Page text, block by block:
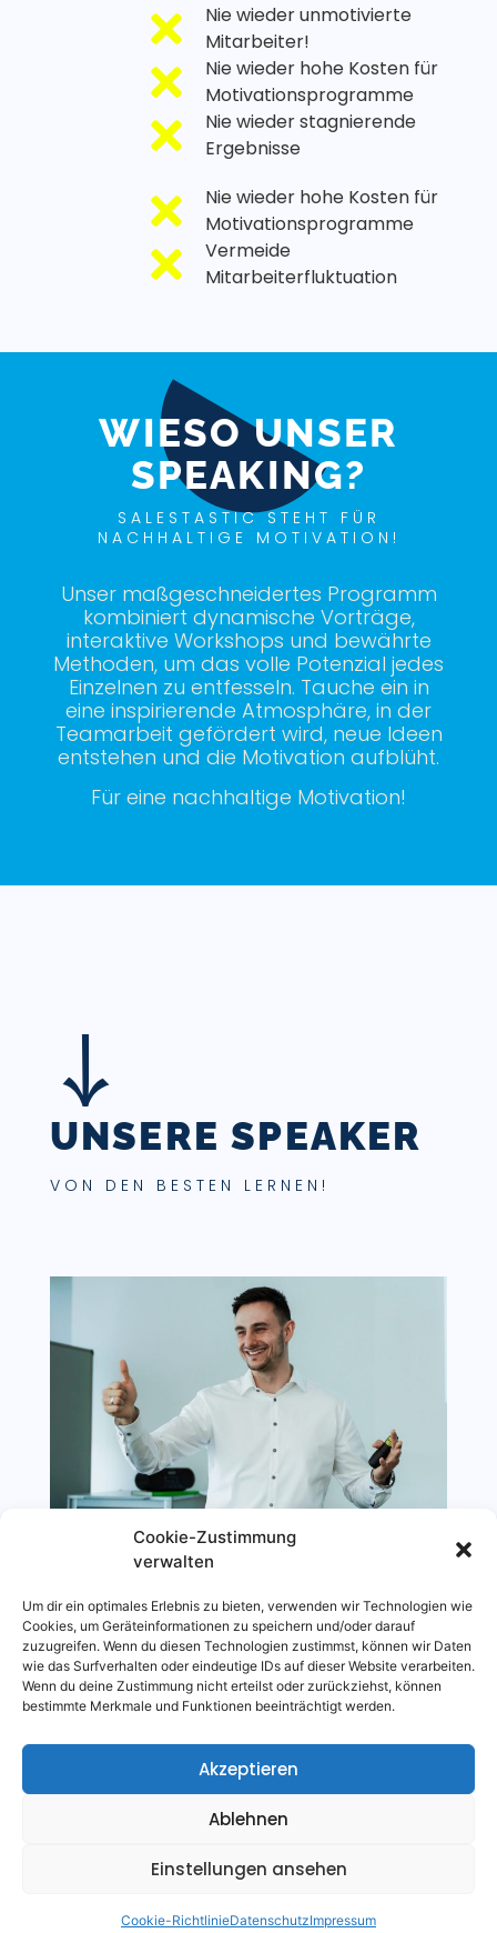
Cookie-Zustimmung
verwalten
Um dir ein optimales Erlebnis zu bieten, verwenden wir Technologien wie
Cookies, um Geräteinformationen zu speichern und/oder darauf
zuzugreifen. Wenn du diesen Technologien zustimmst, können wir Daten
wie das Surfverhalten oder eindeutige IDs auf dieser Website verarbeiten.
Wenn du deine Zustimmung nicht erteilst oder zurückziehst, können
bestimmte Merkmale und Funktionen beeinträchtigt werden.
Akzeptieren
Ablehnen
Einstellungen ansehen
Cookie-RichtlinieDatenschutzImpressum
Nie wieder unmotivierte
Mitarbeiter!
Nie wieder hohe Kosten für
Motivationsprogramme
Nie wieder stagnierende
Ergebnisse
Nie wieder hohe Kosten für
Motivationsprogramme
Vermeide
Mitarbeiterfluktuation
WIESO UNSER
SPEAKING?
SALESTASTIC STEHT FÜR
NACHHALTIGE MOTIVATION!
Unser maßgeschneidertes Programm
kombiniert dynamische Vorträge,
interaktive Workshops und bewährte
Methoden, um das volle Potenzial jedes
Einzelnen zu entfesseln. Tauche ein in
eine inspirierende Atmosphäre, in der
Teamarbeit gefördert wird, neue Ideen
entstehen und die Motivation aufblüht.
Für eine nachhaltige Motivation!
UNSERE SPEAKER
VON DEN BESTEN LERNEN!
Vedran Zolota
KOMMUNIKATIONSEXPERTE, AUTOR
BEKOMMST DU?